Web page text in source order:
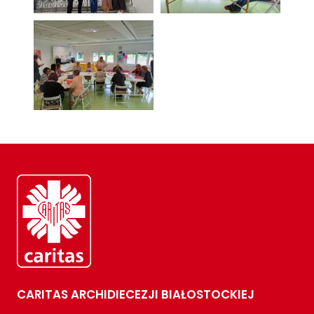
CARITAS ARCHIDIECEZJI BIAŁOSTOCKIEJ